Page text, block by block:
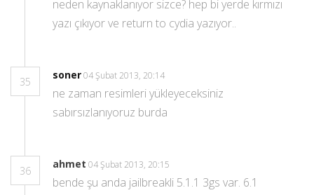
neden kaynaklanıyor sizce? hep bi yerde kırmızı
yazı çıkıyor ve return to cydia yazıyor..
35
soner04 Şubat 2013, 20:14
ne zaman resimleri yükleyeceksiniz
sabırsızlanıyoruz burda
36
ahmet 04 Şubat 2013, 20:15
bende şu anda jailbreakli 5.1.1 3gs var. 6.1